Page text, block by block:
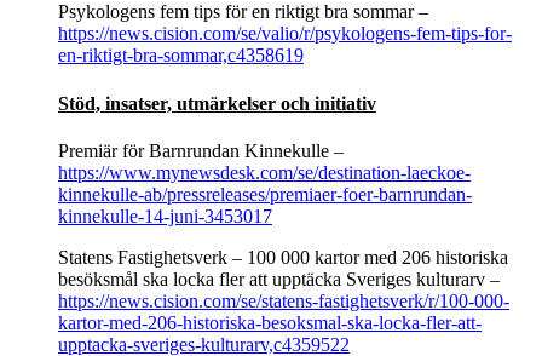
Psykologens fem tips för en riktigt bra sommar –
https://news.cision.com/se/valio/r/psykologens-fem-tips-for-
en-riktigt-bra-sommar,c4358619
Stöd, insatser, utmärkelser och initiativ
Premiär för Barnrundan Kinnekulle –
https://www.mynewsdesk.com/se/destination-laeckoe-
kinnekulle-ab/pressreleases/premiaer-foer-barnrundan-
kinnekulle-14-juni-3453017
Statens Fastighetsverk – 100 000 kartor med 206 historiska
besöksmål ska locka fler att upptäcka Sveriges kulturarv –
https://news.cision.com/se/statens-fastighetsverk/r/100-000-
kartor-med-206-historiska-besoksmal-ska-locka-fler-att-
upptacka-sveriges-kulturarv,c4359522